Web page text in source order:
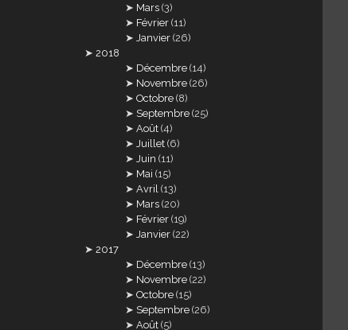
Mars (3)
Février (11)
Janvier (26)
2018
Décembre (14)
Novembre (26)
Octobre (8)
Septembre (25)
Août (4)
Juillet (6)
Juin (11)
Mai (15)
Avril (13)
Mars (20)
Février (19)
Janvier (22)
2017
Décembre (13)
Novembre (22)
Octobre (15)
Septembre (26)
Août (5)